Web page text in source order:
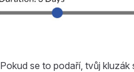
Pokud se to podaří, tvůj